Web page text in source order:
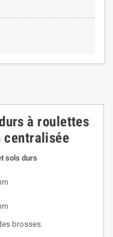
à roulettes
centralisée
sols durs
brosses.